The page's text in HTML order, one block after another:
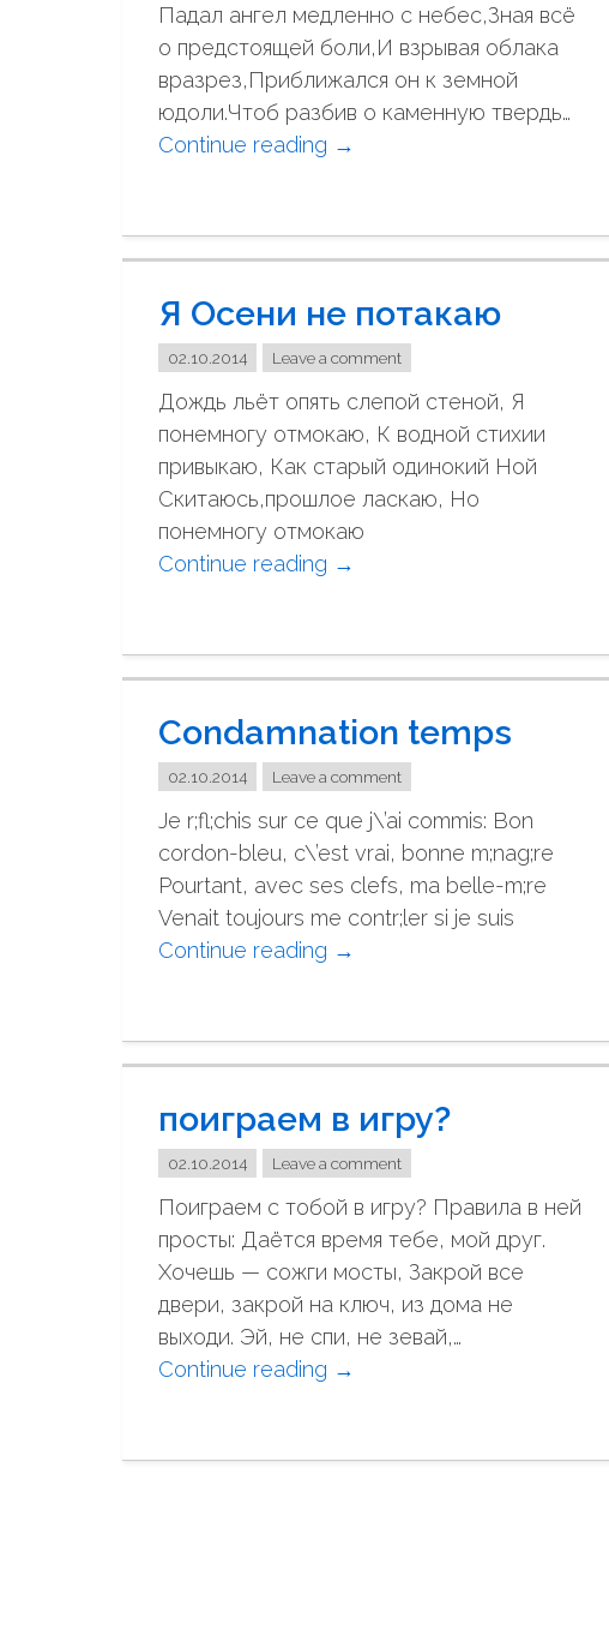
и
с
п
ы
т
…
"
Падал ангел медленно с небес,Зная всё
о предстоящей боли,И взрывая облака
вразрез,Приближался он к земной
юдоли.Чтоб разбив о каменную твердь…
Continue reading "
д
л
а
н
г
е
л
"
→
Я Осени не потакаю
02.10.2014 Leave a comment
Дождь льёт опять слепой стеной, Я
понемногу отмокаю, К водной стихии
привыкаю, Как старый одинокий Ной
Скитаюсь,прошлое ласкаю, Но
понемногу отмокаю
Continue reading "
с
н
и
н
е
п
о
т
а
ю
→
Condamnation temps
02.10.2014 Leave a comment
Je r;fl;chis sur ce que j\’ai commis: Bon
cordon-bleu, c\’est vrai, bonne m;nag;re
Pourtant, avec ses clefs, ma belle-m;re
Venait toujours me contr;ler si je suis
Continue reading "
n
a
m
n
a
t
i
o
n
t
p
→
поиграем в игру?
02.10.2014 Leave a comment
Поиграем с тобой в игру? Правила в ней
просты: Даётся время тебе, мой друг.
Хочешь — сожги мосты, Закрой все
двери, закрой на ключ, из дома не
выходи. Эй, не спи, не зевай,…
Continue reading "
и
→